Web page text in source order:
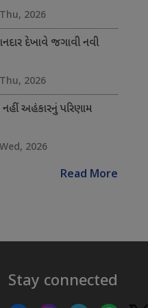
2026
દેખાવે જગાવી નવી
2026
અહંકારનું પરિણામ
2026
Read More
Stay connected